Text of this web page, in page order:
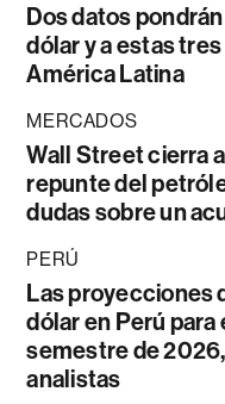
Dos datos
dólar y a estas
América Latina
MERCADOS
Wall Street cierra
repunte del
dudas sobre un
PERÚ
Las proyecciones
dólar en Perú para
semestre de
analistas